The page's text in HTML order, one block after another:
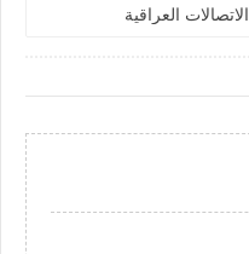
الاتصالات العراقية